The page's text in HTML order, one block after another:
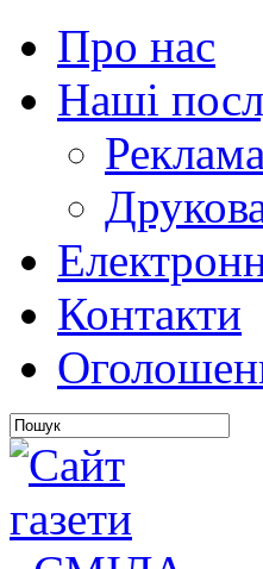
Про нас
Наші
Реклама
Контакти